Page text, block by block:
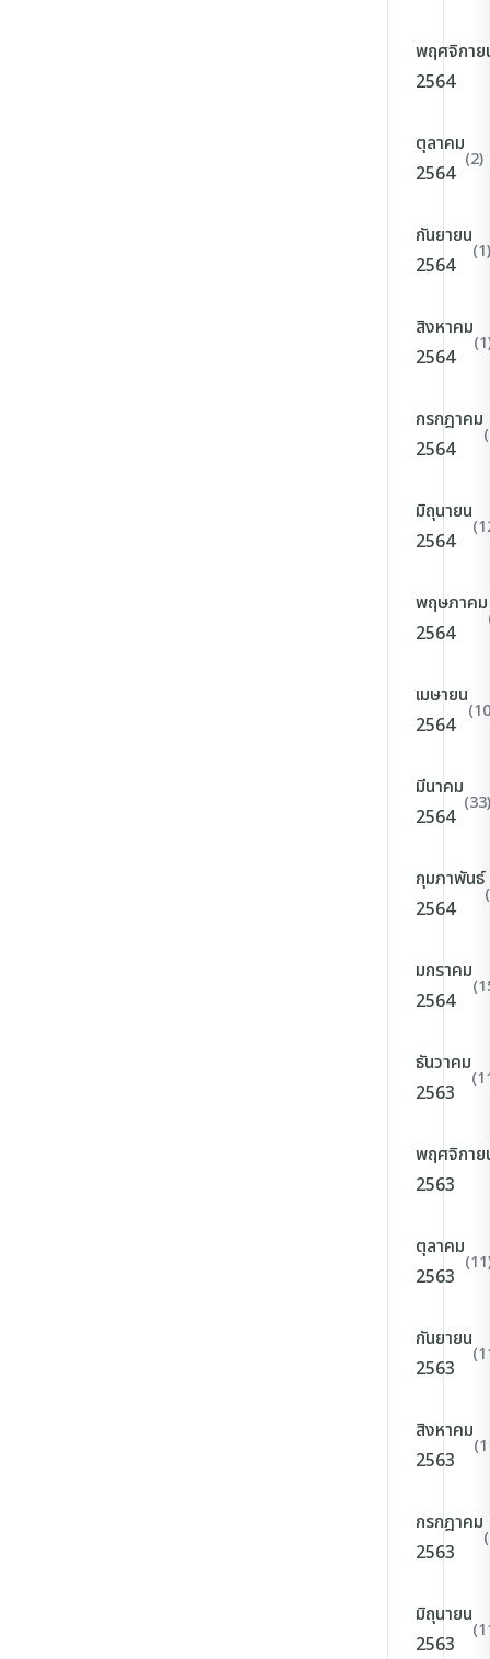
พฤศจิกาย
2564
ตุลาคม
2564
(2)
กันยายน
2564
(1)
สิงหาคม
2564
กรกฎาคม
2564
มิถุนายน
2564
พฤษภาคม
2564
เมษายน
2564
มีนาคม
2564
(33)
กุมภาพันธ์
2564
มกราคม
2564
ธันวาคม
2563
พฤศจิกาย
2563
ตุลาคม
2563
กันยายน
2563
สิงหาคม
2563
กรกฎาคม
2563
มิถุนายน
2563